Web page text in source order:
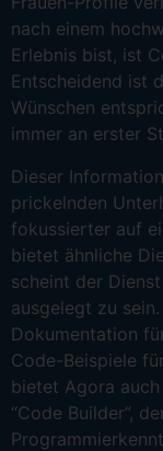
nach einem
Erlebnis bist, ist
Entscheidend ist
Wünschen
immer an erster
Dieser
prickelnden
fokussierter auf
bietet ähnliche
scheint der
ausgelegt zu
Dokumentation
Code-Beispiele
bietet Agora
“Code Builder”,